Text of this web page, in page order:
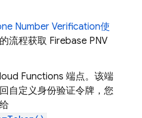
Number Verification使
流程获取 Firebase PNV
Functions 端点。该端
自定义身份验证令牌，您